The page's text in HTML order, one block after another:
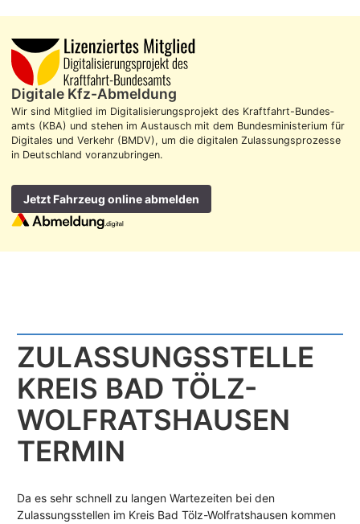
Digitale Kfz-Abmeldung
Wir sind Mitglied im Digitalisierungs­projekt des Kraft­fahrt-Bundes­
amts (KBA) und stehen im Aus­tausch mit dem Bundes­ministerium für
Digitales und Verkehr (BMDV), um die digitalen Zulassungs­prozesse
in Deutschland voran­zubringen.
Jetzt Fahrzeug online abmelden
ZULASSUNGS­STELLE
KREIS BAD TÖLZ-
WOLFRATSHAUSEN
TERMIN
Da es sehr schnell zu langen Wartezeiten bei den
Zulassungsstellen im Kreis Bad Tölz-Wolfratshausen kommen